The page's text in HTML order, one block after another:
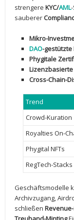
strengere KYC/AML
sauberer
Mikro-
DAO-gestützte
Phygitale
Cross-Chain-
Trend
Crowd-Kuration
Royalties On-
Phygital NFTs
RegTech-Stacks
Geschäftsmodelle
‌Archivzugang,
schließen